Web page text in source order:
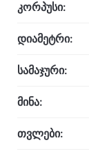
კორპუსი:
დიამეტრი:
სამაჯური:
მინა:
თვლები: